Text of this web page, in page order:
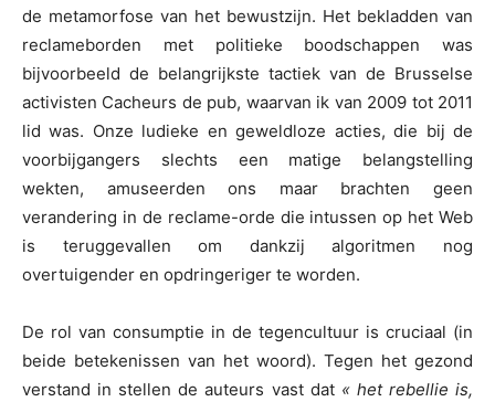
de metamorfose van het bewustzijn. Het bekladden van
reclameborden met politieke boodschappen was
bijvoorbeeld de belangrijkste tactiek van de Brusselse
activisten Cacheurs de pub, waarvan ik van 2009 tot 2011
lid was. Onze ludieke en geweldloze acties, die bij de
voorbijgangers slechts een matige belangstelling
wekten, amuseerden ons maar brachten geen
verandering in de reclame-orde die intussen op het Web
is teruggevallen om dankzij algoritmen nog
overtuigender en opdringeriger te worden.
De rol van consumptie in de tegencultuur is cruciaal (in
beide betekenissen van het woord). Tegen het gezond
verstand in stellen de auteurs vast dat « het rebellie is,